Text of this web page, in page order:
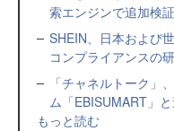
索エンジンで追加検
SHEIN、日本および
コンプライアンスの
「チャネルトーク」
ム「EBISUMART」
もっと読む